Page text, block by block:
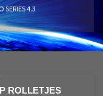
SERIES 4.3
ROLLETJES